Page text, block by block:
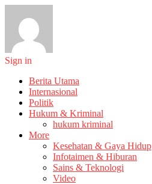
Sign in
Berita Utama
Internasional
Politik
Hukum & Kriminal
hukum kriminal
More
Kesehatan & Gaya Hidup
Infotaimen & Hiburan
Sains & Teknologi
Video